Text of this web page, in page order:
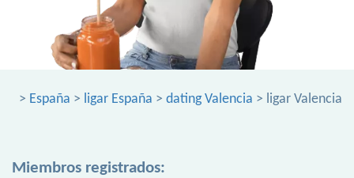
> España > ligar España > dating Valencia > ligar Valencia
Miembros registrados: